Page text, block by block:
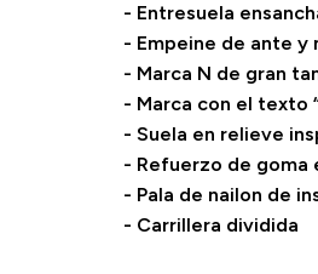
- Entresuela
- Empeine de ante y
- Marca N de gran
- Marca con el texto
- Suela en relieve
- Refuerzo de goma
- Pala de nailon de
- Carrillera dividida